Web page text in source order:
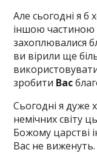
Але сьогодні я б
іншою частиною
захоплювалися
ви вірили ще
зробити Вас
Сьогодні я дуже
немічних світу
Божому царстві
Вас не виженуть.